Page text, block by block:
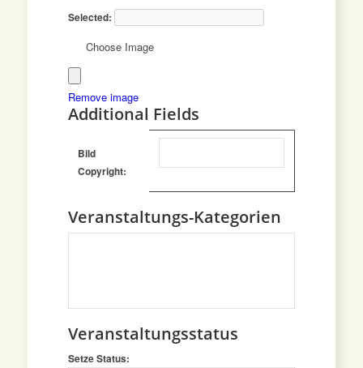
Selected:
Choose Image
File
Remove image
Additional Fields
Bild
Copyright:
Veranstaltungs-Kategorien
Veranstaltungsstatus
Setze Status: